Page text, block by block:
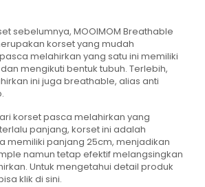
sebelumnya, MOOIMOM Breathable
korset yang mudah
melahirkan yang satu ini memiliki
mengikuti bentuk tubuh. Terlebih,
ini juga breathable, alias anti
korset pasca melahirkan yang
panjang, korset ini adalah
memiliki panjang 25cm, menjadikan
namun tetap efektif melangsingkan
Untuk mengetahui detail produk
klik di sini.